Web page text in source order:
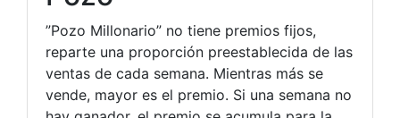
”Pozo Millonario” no tiene premios fijos,
reparte una proporción preestablecida de las
ventas de cada semana. Mientras más se
vende, mayor es el premio. Si una semana no